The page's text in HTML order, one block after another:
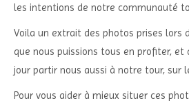
les intentions de notre communauté
Voila un extrait des photos prises lors
que nous puissions tous en profiter,
jour partir nous aussi à notre tour, sur
Pour vous aider à mieux situer ces